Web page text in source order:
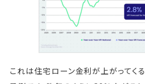
これは住宅ローン金利が上がってく